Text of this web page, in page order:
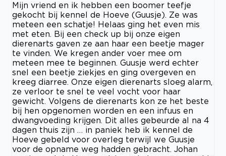
Mijn vriend en ik hebben een boomer teefje
gekocht bij kennel de Hoeve (Guusje). Ze was
meteen een schatje! Helaas ging het even mis
met eten. Bij een check up bij onze eigen
dierenarts gaven ze aan haar een beetje mager
te vinden. We kregen ander voer mee om
meteen mee te beginnen. Guusje werd echter
snel een beetje ziekjes en ging overgeven en
kreeg diarree. Onze eigen dierenarts sloeg alarm,
ze verloor te snel te veel vocht voor haar
gewicht. Volgens de dierenarts kon ze het beste
bij hen opgenomen worden en een infuus en
dwangvoeding krijgen. Dit alles gebeurde al na 4
dagen thuis zijn … in paniek heb ik kennel de
Hoeve gebeld voor overleg terwijl we Guusje
voor de opname weg hadden gebracht. Johan